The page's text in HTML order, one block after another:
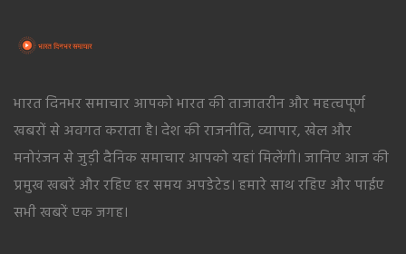
भारत दिनभर समाचार आपको भारत की ताजातरीन और महत्वपूर्ण
खबरों से अवगत कराता है। देश की राजनीति, व्यापार, खेल और
मनोरंजन से जुड़ी दैनिक समाचार आपको यहां मिलेंगी। जानिए आज की
प्रमुख खबरें और रहिए हर समय अपडेटेड। हमारे साथ रहिए और पाईए
सभी खबरें एक जगह।